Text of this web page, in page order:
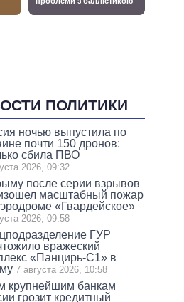
ПОЛИТИКИ
ночью выпустила по
почти 150 дронов:
сбила ПВО
2026, 09:32
после серии взрывов
масштабный пожар
«Гвардейское»
2026, 09:58
ГУР
вражеский
«Панцирь-С1» в
7 августа 2026, 10:58
крупнейшим банкам
грозит кредитный